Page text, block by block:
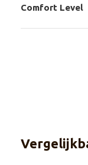
Comfort Level